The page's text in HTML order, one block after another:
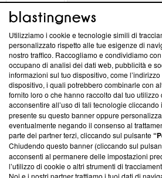
ABOUT
Questa sezione offre informazioni
News, sui nostri processi editoriali e
creare news di qualità. Inoltre, afferma
‘Trust Project - News with Integrity’
ancora membro del programma, ma
parte; Trust Project non ha ancora
conformità agli standard.
Su di noi
Team editoriale
Utilizziamo i cookie e tecnologie simili di
personalizzato rispetto alle tue esigenze di
nostro traffico. Raccogliamo e condividiamo
occupano di analisi dei dati web, pubblicità e
informazioni sul tuo dispositivo, come
dispositivo, i quali potrebbero combinarle con
fornito loro o che hanno raccolto dal tuo utilizzo
acconsentire all’uso di tali tecnologie cliccando
presente su questo banner oppure
eventualmente negando il consenso al
parte dei partner terzi, cliccando sul pulsante
Chiudendo questo banner (cliccando sul
acconsenti al permanere delle impostazioni
l’utilizzo di cookie o altri strumenti di
Noi e i nostri partner trattiamo i tuoi dati di